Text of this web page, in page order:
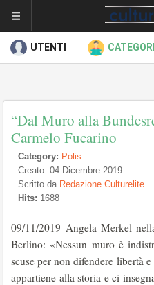
UTENTI
“Dal Muro alla
Carmelo Fucarino
Category: Polis
Creato: 04 Dicembre 2019
Scritto da Redazione Culturelite
Hits: 1688
09/11/2019 Angela Merkel
Berlino: «Nessun muro è
scuse per non difendere libertà
appartiene alla storia e ci